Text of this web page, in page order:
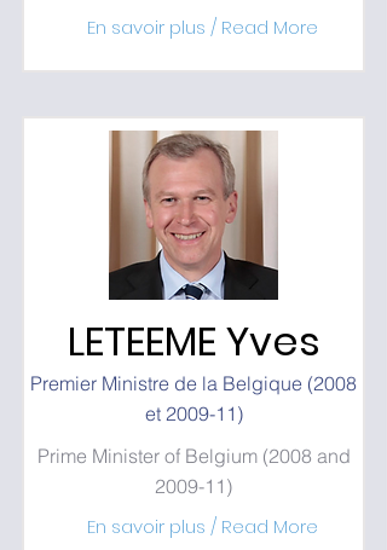
En savoir plus / Read More
LETEEME Yves
Premier Ministre de la Belgique (2008
et 2009-11)
Prime Minister of Belgium (2008 and
2009-11)
En savoir plus / Read More